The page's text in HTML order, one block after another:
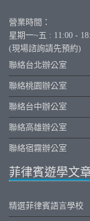
營業時間：
星期一~五 : 11:00 -
(現場諮詢請先預約)
聯絡台北辦公室
聯絡桃園辦公室
聯絡台中辦公室
聯絡高雄辦公室
聯絡宿霧辦公室
菲律賓遊學文
精選菲律賓語言學校